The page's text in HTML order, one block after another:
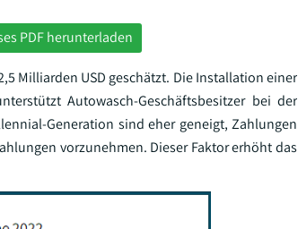
PDF herunterladen
Milliarden USD geschätzt. Die Installation einer
Autowasch-Geschäftsbesitzer bei der
Generation sind eher geneigt, Zahlungen
vorzunehmen. Dieser Faktor erhöht das